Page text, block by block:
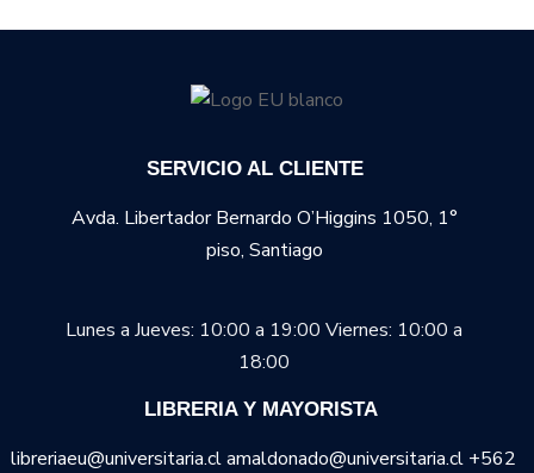
SERVICIO AL CLIENTE
Avda. Libertador Bernardo O’Higgins 1050, 1°
piso, Santiago
Lunes a Jueves: 10:00 a 19:00 Viernes: 10:00 a
18:00
LIBRERIA Y MAYORISTA
libreriaeu@universitaria.cl amaldonado@universitaria.cl +562